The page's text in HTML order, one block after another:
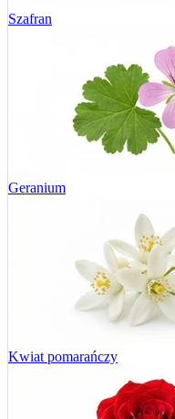
Szafran
Geranium
Kwiat pomarańczy